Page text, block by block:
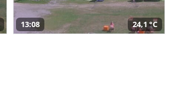
13:08 24,1 °C